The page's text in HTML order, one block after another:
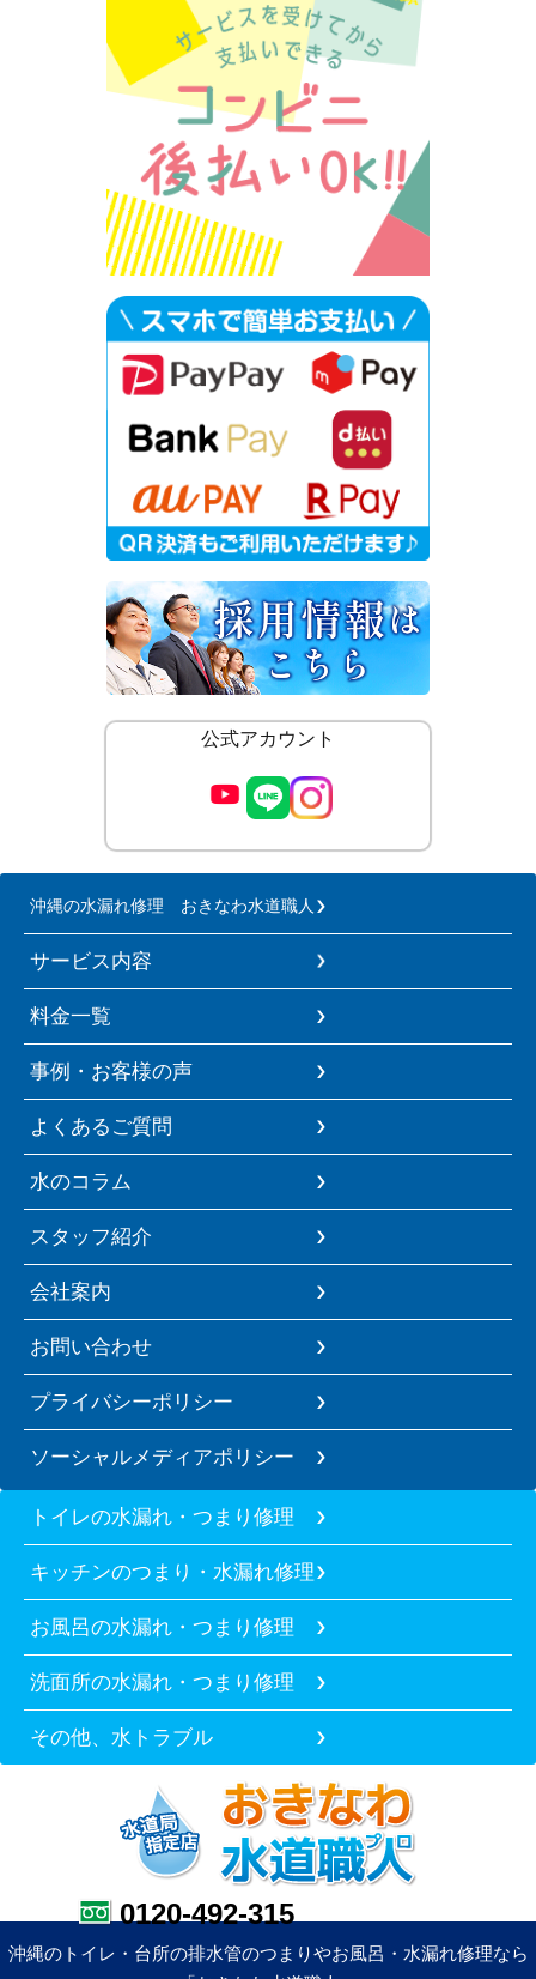
公式アカウント
沖縄の水漏れ修理 おきなわ水道職人
サービス内容
料金一覧
事例・お客様の声
よくあるご質問
水のコラム
スタッフ紹介
会社案内
お問い合わせ
プライバシーポリシー
ソーシャルメディアポリシー
トイレの水漏れ・つまり修理
キッチンのつまり・水漏れ修理
お風呂の水漏れ・つまり修理
洗面所の水漏れ・つまり修理
その他、水トラブル
0120-492-315
沖縄のトイレ・台所の排水管のつまりやお風呂・水漏れ修理なら